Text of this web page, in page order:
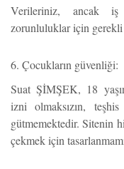
Verileriniz, ancak iş
zorunluluklar için gerekli
6. Çocukların güvenliği:
Suat ŞİMŞEK, 18
izni olmaksızın,
gütmemektedir. Sitenin
çekmek için